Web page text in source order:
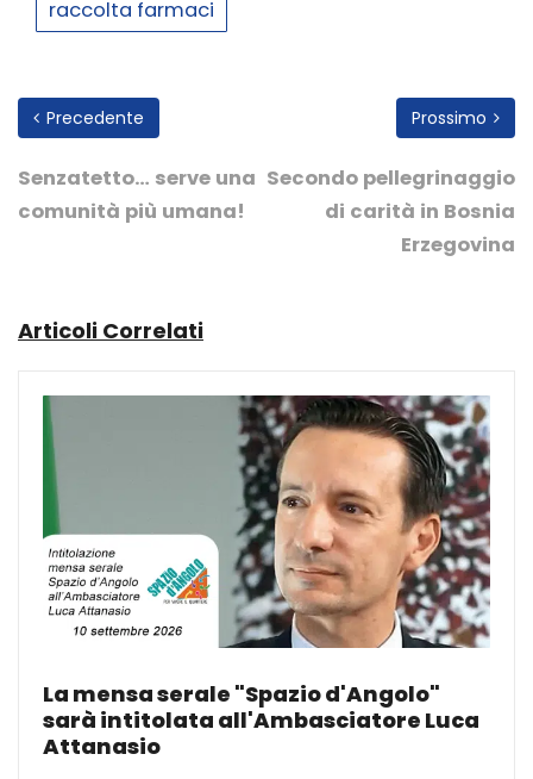
raccolta farmaci
Precedente
Senzatetto… serve una
comunità più umana!
Prossimo
Secondo pellegrinaggio
di carità in Bosnia
Erzegovina
Articoli Correlati
La mensa serale "Spazio d'Angolo"
sarà intitolata all'Ambasciatore Luca
Attanasio